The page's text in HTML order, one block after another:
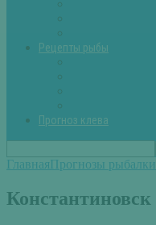
Рецепты рыбы
Прогноз клева
ГлавнаяПрогнозы рыбалки
Константиновск